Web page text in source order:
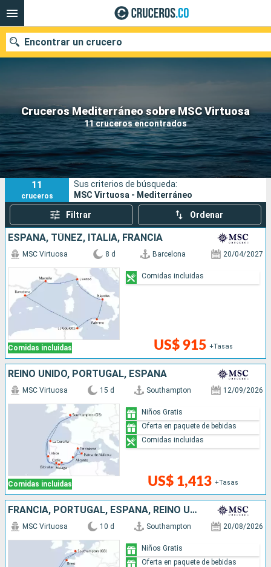
Cruceros Mediterráneo sobre MSC Virtuosa
11 cruceros encontrados
Encontrar un crucero
Fecha de salida
Buscar
11
cruceros
Sus criterios de búsqueda:
MSC Virtuosa - Mediterráneo
Filtrar Ordenar
ESPAÑA, TÚNEZ, ITALIA, FRANCIA
Comidas incluidas
MSC Virtuosa 8 d Barcelona 20/04/2027
US$ 915 +Tasas
Comidas incluidas
REINO UNIDO, PORTUGAL, ESPAÑA
Comidas incluidas
MSC Virtuosa 15 d Southampton 12/09/2026
US$ 1,413 +Tasas
Niños Gratis
Oferta en paquete de bebidas
Comidas incluidas
FRANCIA, PORTUGAL, ESPAÑA, REINO UNIDO
MSC Virtuosa 10 d Southampton 20/08/2026
Niños Gratis
Oferta en paquete de bebidas